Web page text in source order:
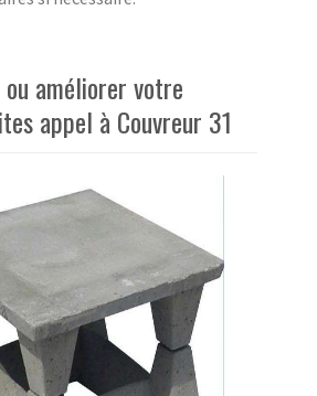
améliorer votre
appel à Couvreur 31